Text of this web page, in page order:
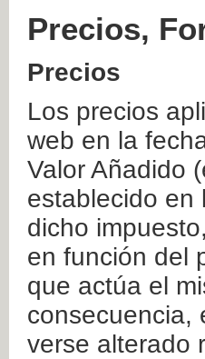
Precios,
Precios
Los precios
web en la
Valor Añadido
establecido en
dicho
en función del
que actúa el
consecuencia,
verse alterado